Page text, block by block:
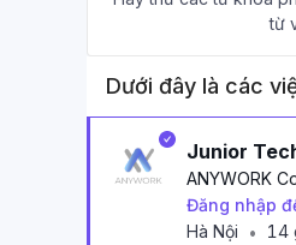
từ
Dưới đây là các
Junior
ANYWORK
Đăng nhập
Hà Nội
•
14